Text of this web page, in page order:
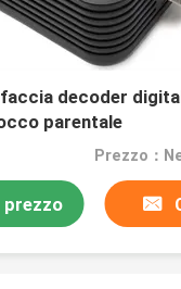
decoder
parentale
Prezzo：
prezzo